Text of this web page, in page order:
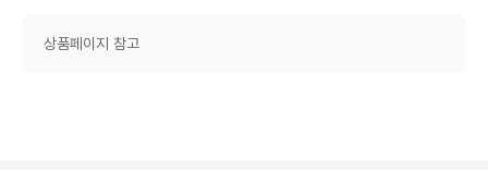
상품페이지 참고